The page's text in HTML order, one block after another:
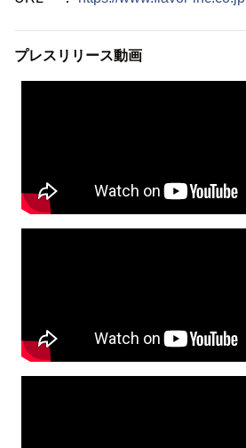
プレスリリース動画